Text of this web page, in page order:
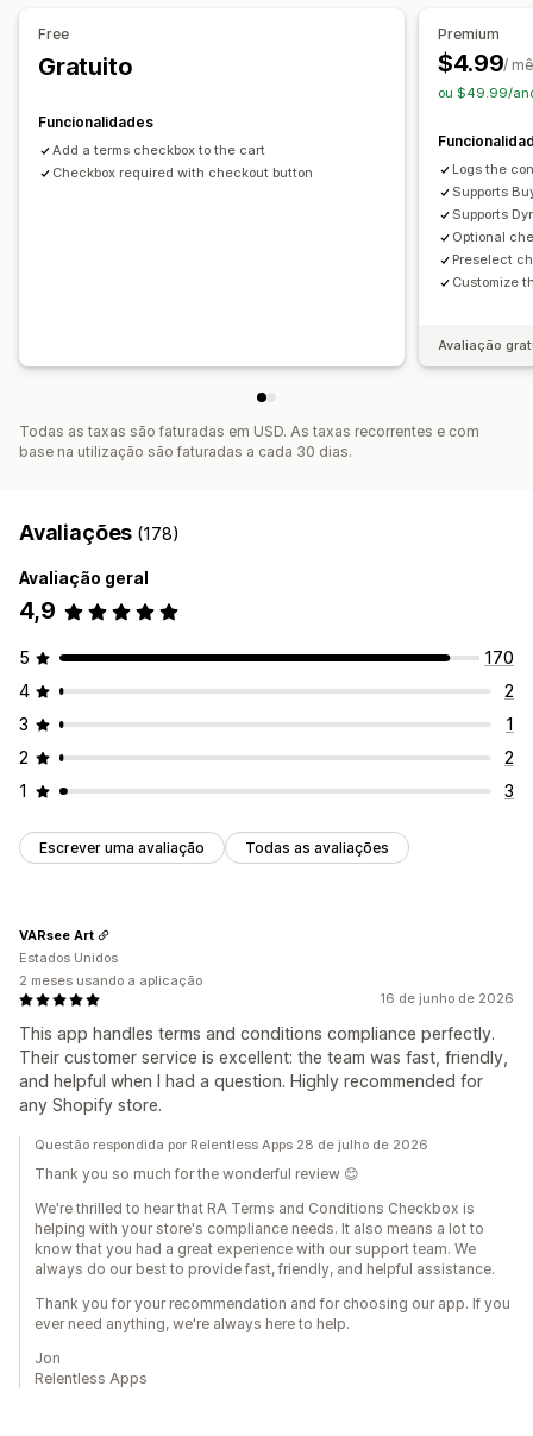
Notas personalizadas
Avançar para a finalização da compra
Posição do widget
Código personalizado
Multilingue
Texto personalizado
Botões
Free
Gratuito
Funcionalidades
Add a terms checkbox to the cart
Checkbox required with checkout button
Premium
$4.99/
ou $49.99/
Logs the
Supports
Supports
Optional
Preselect
Customize
Avaliação
Todas as taxas são faturadas em USD. As taxas recorrentes e com
base na utilização são faturadas a cada 30 dias.
Avaliações (178)
Avaliação geral
4,9
5
170
4
2
3
1
2
2
1
3
Escrever uma avaliação Todas as avaliações
16 de junho de 2026
This app handles terms and conditions compliance perfectly.
Their customer service is excellent: the team was fast, friendly,
and helpful when I had a question. Highly recommended for
any Shopify store.
VARsee Art
Estados Unidos
2 meses usando a aplicação
Questão respondida por Relentless Apps 28 de julho de 2026
Thank you so much for the wonderful review 😊
We're thrilled to hear that RA Terms and Conditions Checkbox is
helping with your store's compliance needs. It also means a lot to
know that you had a great experience with our support team. We
always do our best to provide fast, friendly, and helpful assistance.
Thank you for your recommendation and for choosing our app. If you
ever need anything, we're always here to help.
Jon
Relentless Apps